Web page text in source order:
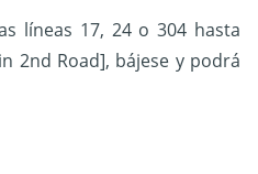
líneas 17, 24 o 304 hasta
2nd Road], bájese y podrá